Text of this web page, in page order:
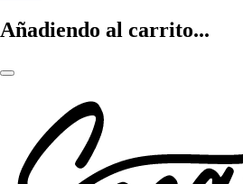
Añadiendo al carrito...